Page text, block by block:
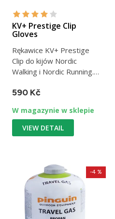
KV+ Prestige Clip
Gloves
Rękawice KV+ Prestige
Clip do kijów Nordic
Walking i Nordic Running.
590 Kč
W magazynie w sklepie
VIEW DETAIL
-4 %